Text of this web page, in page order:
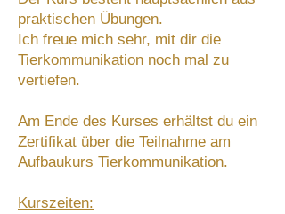
praktischen Übungen.
Ich freue mich sehr, mit dir die
Tierkommunikation noch mal zu
vertiefen.
Am Ende des Kurses erhältst du ein
Zertifikat über die Teilnahme am
Aufbaukurs Tierkommunikation.
Kurszeiten: